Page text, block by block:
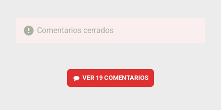
Comentarios cerrados
VER 19 COMENTARIOS